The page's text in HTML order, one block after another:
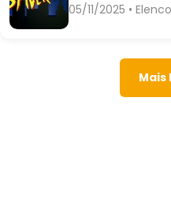
05/11/2025 •
Mais